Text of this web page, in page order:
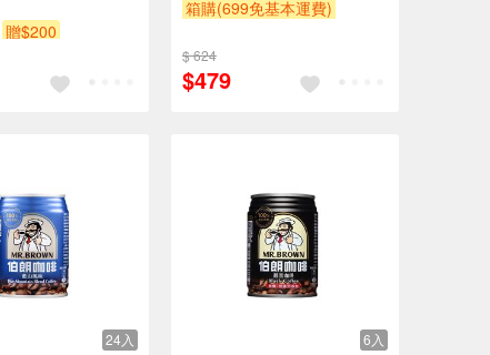
贈$200
箱購(699免基本運費)
$ 624
$479
24入 6入